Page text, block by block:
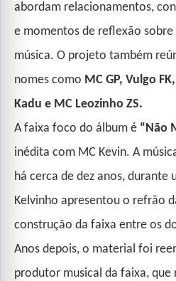
abordam relacionamentos,
e momentos de reflexão sobre
música. O projeto também
nomes como MC GP, Vulgo
Kadu e MC Leozinho ZS.
A faixa foco do álbum é “Não
inédita com MC Kevin. A
há cerca de dez anos, durante
Kelvinho apresentou o refrão
construção da faixa entre os
Anos depois, o material foi
produtor musical da faixa, que